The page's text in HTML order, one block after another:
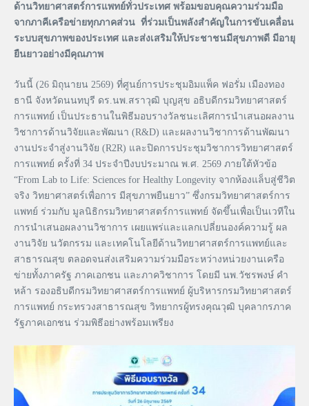
ด้านวิทยาศาสตร์การแพทย์ทั่วประเทศ พร้อมขอบคุณความร่วมมือ
จากภาคีเครือข่ายทุกภาคส่วน ที่ร่วมเป็นพลังสำคัญในการขับเคลื่อน
ระบบสุขภาพของประเทศ และส่งเสริมให้ประชาชนมีสุขภาพดี มีอายุ
ยืนยาวอย่างมีคุณภาพ
วันนี้ (26 มิถุนายน 2569) ที่ศูนย์การประชุมอิมแพ็ค ฟอรั่ม เมืองทอง
ธานี จังหวัดนนทบุรี ดร.นพ.สราวุฒิ บุญสุข อธิบดีกรมวิทยาศาสตร์
การแพทย์ เป็นประธานในพิธีมอบรางวัลชนะเลิศการนำเสนอผลงาน
วิชาการด้านวิจัยและพัฒนา (R&D) และผลงานวิชาการด้านพัฒนา
งานประจำสู่งานวิจัย (R2R) และปิดการประชุมวิชาการวิทยาศาสตร์
การแพทย์ ครั้งที่ 34 ประจำปีงบประมาณ พ.ศ. 2569 ภายใต้หัวข้อ
“From Lab to Life: Sciences for Healthy Longevity จากห้องแล็บสู่ชีวิต
จริง วิทยาศาสตร์เพื่อการ มีสุขภาพยืนยาว” ซึ่งกรมวิทยาศาสตร์การ
แพทย์ ร่วมกับ มูลนิธิกรมวิทยาศาสตร์การแพทย์ จัดขึ้นเพื่อเป็นเวทีใน
การนำเสนอผลงานวิชาการ เผยแพร่และแลกเปลี่ยนองค์ความรู้ ผล
งานวิจัย นวัตกรรม และเทคโนโลยีด้านวิทยาศาสตร์การแพทย์และ
สาธารณสุข ตลอดจนส่งเสริมความร่วมมือระหว่างหน่วยงานเครือ
ข่ายทั้งภาครัฐ ภาคเอกชน และภาควิชาการ โดยมี นพ.วัชรพงษ์ คำ
หล้า รองอธิบดีกรมวิทยาศาสตร์การแพทย์ ผู้บริหารกรมวิทยาศาสตร์
การแพทย์ กระทรวงสาธารณสุข วิทยากรผู้ทรงคุณวุฒิ บุคลากรภาค
รัฐภาคเอกชน ร่วมพิธีอย่างพร้อมเพรียง